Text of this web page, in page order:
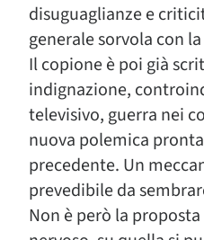
disuguaglianze e
generale sorvola con
Il copione è poi già
indignazione,
televisivo, guerra nei
nuova polemica
precedente. Un
prevedibile da
Non è però la